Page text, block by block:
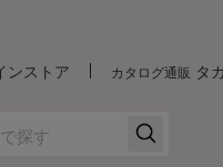
ンストア カタログ通販 タ